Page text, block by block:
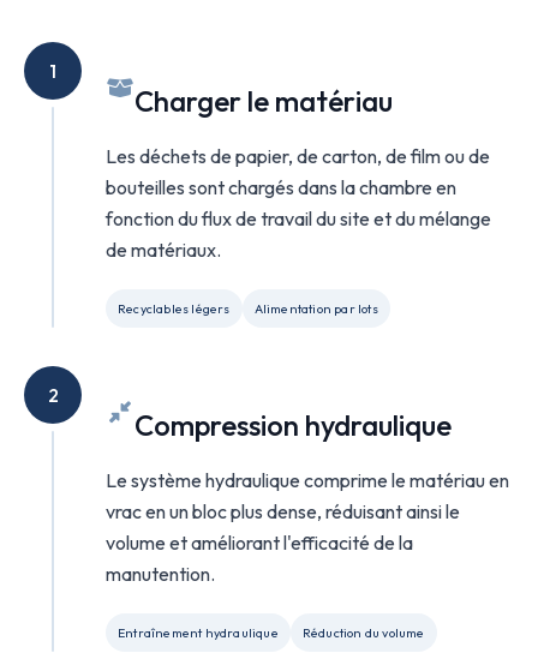
1
Charger le matériau
Les déchets de papier, de carton, de film ou de
bouteilles sont chargés dans la chambre en
fonction du flux de travail du site et du mélange
de matériaux.
Recyclables légers Alimentation par lots
2
Compression hydraulique
Le système hydraulique comprime le matériau en
vrac en un bloc plus dense, réduisant ainsi le
volume et améliorant l'efficacité de la
manutention.
Entraînement hydraulique Réduction du volume